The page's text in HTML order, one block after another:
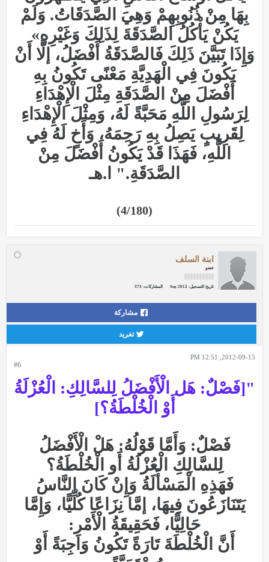
بِهَا مِنْ ذُنُوبِهِمْ وَهِيَ الصَّدَقَاتُ. وَلَمْ
يَكُنْ يَأْكُلُ الصَّدَقَةَ لِذَلِكَ وَغَيْرِهِ»
وَإِذَا تَبَيَّنَ ذَلِكَ فَالصَّدَقَةُ أَفْضَلُ، إلَّا أَنْ
يَكُونَ فِي الْهَدِيَّةِ مَعْنًى تَكُونُ بِهِ
أَفْضَلَ مِنْ الصَّدَقَةِ مِثْلَ الْإِهْدَاءِ
لِرَسُولِ اللَّهِ مَحَبَّةً لَهُ، وَمِثْلَ الْإِهْدَاءِ
لِقَرِيبٍ يَصِلُ بِهِ رَحِمَهُ، وَأَخٍ لَهُ فِي
اللَّهِ، فَهَذَا قَدْ يَكُونُ أَفْضَلَ مِنْ
الصَّدَقَةِ." ا.هـ
(4/180)
ابنة السلف
عضو
تاريخ التسجيل: Sep 2012 المشاركات: 373
مشاركة
تغريد
#6
2012-09-15, 12:51 PM
"[فَصْلٌ: هَل الْأَفْضَلُ لِلسَّالِكِ: الْعُزْلَةُ
أَوْ الْخُلْطَةُ؟]
فَصْلٌ: وَأَمَّا قَوْلُهُ: هَلْ الْأَفْضَلُ
لِلسَّالِكِ الْعُزْلَةُ أَو الْخُلْطَةُ؟
فَهَذِهِ الْمَسْأَلَةُ وَإِنْ كَانَ النَّاسُ
يَتَنَازَعُونَ فِيهَا، إمَّا نِزَاعًا كُلِّيًّا، وَإِمَّا
حَالِيًّا، فَحَقِيقَةُ الْأَمْرِ:
أَنَّ الْخُلْطَةَ تَارَةً تَكُونُ وَاجِبَةً أَوْ